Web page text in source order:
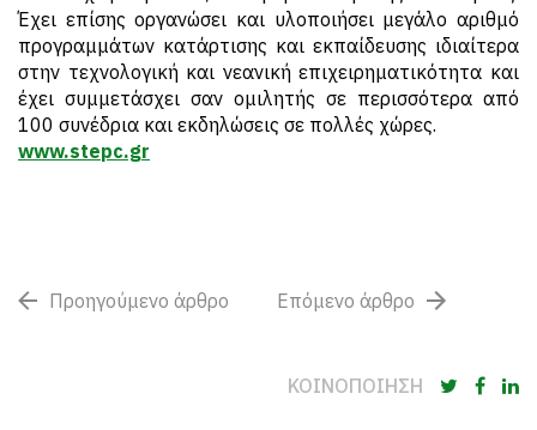
Έχει επίσης οργανώσει και υλοποιήσει μεγάλο αριθμό
προγραμμάτων κατάρτισης και εκπαίδευσης ιδιαίτερα
στην τεχνολογική και νεανική επιχειρηματικότητα και
έχει συμμετάσχει σαν ομιλητής σε περισσότερα από
100 συνέδρια και εκδηλώσεις σε πολλές χώρες.
www.stepc.gr
Προηγούμενο άρθρο Επόμενο άρθρο
ΚΟΙΝΟΠΟΙΗΣΗ